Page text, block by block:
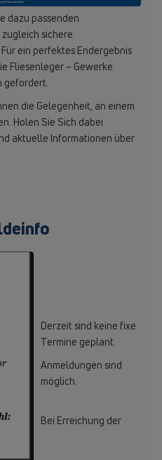
dazu passenden
sichere
ein perfektes Endergebnis
Fliesenleger – Gewerke
gefordert.
die Gelegenheit, an einem
Holen Sie Sich dabei
aktuelle Informationen über
Derzeit sind keine fixe
Termine geplant.
Anmeldungen sind
möglich.
Bei Erreichung der